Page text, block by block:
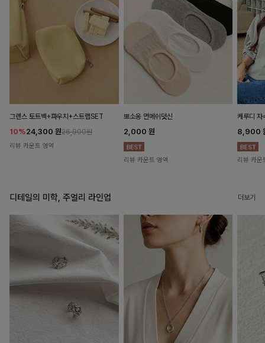
그렌스 토트백+파우치+스트랩SET
10%24,300 원26,900원
리뷰 카운트 영역
뽀소옹 면메쉬덧신
2,000 원
리뷰 카운트 영역
케루디 자
8,900
리뷰 카운
디테일의 미학, 주얼리 라인업 더보기